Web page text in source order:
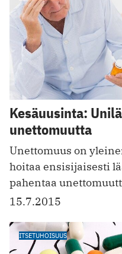
Kesäuusinta:
unettomuutta
Unettomuus on
hoitaa ensisijaisesti
pahentaa
15.7.2015
ITSETUHOISUUS